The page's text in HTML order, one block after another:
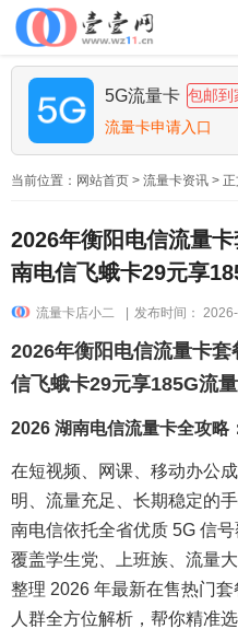
5G流量卡 包邮到
流量卡申请入口
当前位置： 网站首页 > 流量卡资讯 > 正
2026年衡阳电信流量
南电信飞蛾卡29元享
流量卡店小二 发布时间：
2026年衡阳电信流量卡
信飞蛾卡29元享185G流量
2026 湖南电信流量卡全攻略
在短视频、网课、移动办公
明、流量充足、长期稳定的
南电信依托全省优质 5G 信
覆盖学生党、上班族、流量
整理 2026 年最新在售热门
人群全方位解析，帮你精准选